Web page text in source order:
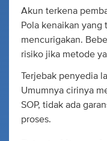
Akun terkena
Pola kenaikan yang
mencurigakan.
risiko jika metode
Terjebak penyedia
Umumnya cirinya
SOP, tidak ada
proses.